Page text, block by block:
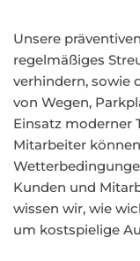
Unsere
regelmäßiges
verhindern, sowie
von Wegen,
Einsatz moderner
Mitarbeiter
Kunden und
wissen wir, wie
um kostspielige